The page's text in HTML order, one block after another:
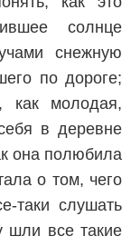
солнце
снежную
по дороге;
как молодая,
в деревне
она полюбила
о том, чего
таки слушать
шли все такие